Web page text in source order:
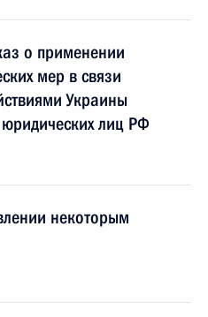
о применении
мер в связи
Украины
лиц РФ
некоторым